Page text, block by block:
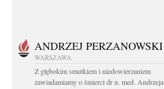
ANDRZEJ PERZANOWSKI
WARSZAWA
Z głębokim smutkiem i niedowierzaniem
zawiadamiamy o śmierci dr n. med. Andrzeja